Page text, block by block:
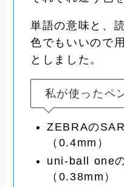
単語の意味と、
色でもいいので
としました。
私が使ったペ
ZEBRAの
（0.4mm）
uni-ball one
（0.38mm）